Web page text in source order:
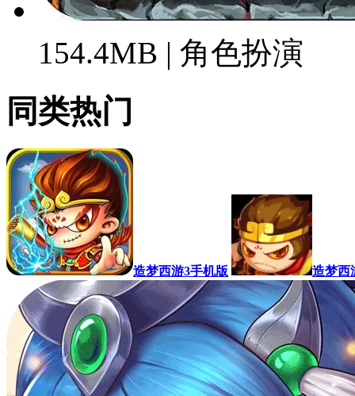
154.4MB | 角色扮演
同类热门
造梦西游3手机版 造梦西